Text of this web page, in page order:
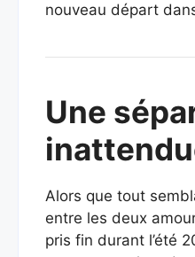
nouveau départ
Une
Alors que tout
entre les deux
pris fin durant l’été